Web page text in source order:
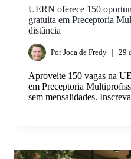
UERN oferece 150
gratuita em Preceptoria
distância
Por Joca de Fredy 29
Aproveite 150 vagas na
em Preceptoria
sem mensalidades.